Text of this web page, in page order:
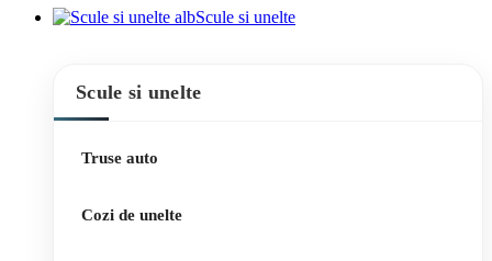
Scule si unelte
Scule si unelte
Truse auto
Cozi de unelte